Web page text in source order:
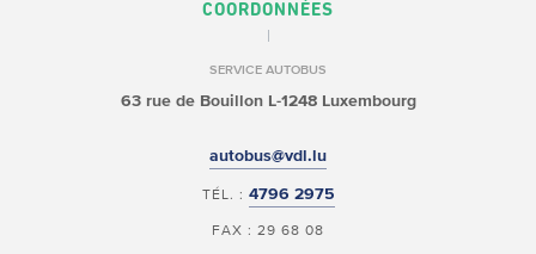
COORDONNÉES
SERVICE AUTOBUS
63 rue de BouillonL-1248 Luxembourg
autobus@vdl.lu
TÉL. : 4796 2975
FAX : 29 68 08